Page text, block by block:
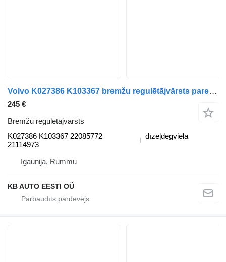
Volvo K027386 K103367 bremžu regulētājvārsts paredzēts Volvo FH, FM, FMX-4 series (2013-) kravas automašīnas
245 €
Bremžu regulētājvārsts
K027386 K103367 22085772
21114973
dīzeļdegviela
Igaunija, Rummu
KB AUTO EESTI OÜ